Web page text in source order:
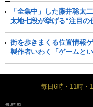
「全集中」した藤井聡太
太地七段が挙げる“注目の
街を歩きまくる位置情報
製作者いわく「ゲームと
毎日6時・11時・
FOLLOW US